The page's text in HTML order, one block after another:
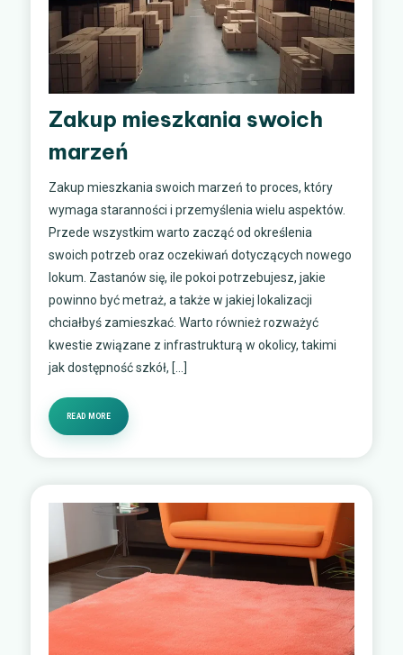
Zakup mieszkania swoich
marzeń
Zakup mieszkania swoich marzeń to proces, który
wymaga staranności i przemyślenia wielu aspektów.
Przede wszystkim warto zacząć od określenia
swoich potrzeb oraz oczekiwań dotyczących nowego
lokum. Zastanów się, ile pokoi potrzebujesz, jakie
powinno być metraż, a także w jakiej lokalizacji
chciałbyś zamieszkać. Warto również rozważyć
kwestie związane z infrastrukturą w okolicy, takimi
jak dostępność szkół, […]
READ MORE